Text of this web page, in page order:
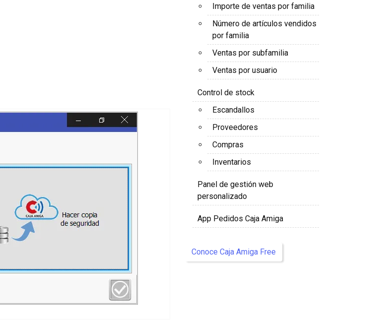
Importe de ventas por familia
Número de artículos vendidos
por familia
Ventas por subfamilia
Ventas por usuario
Control de stock
Escandallos
Proveedores
Compras
Inventarios
Panel de gestión web
personalizado
App Pedidos Caja Amiga
Conoce Caja Amiga Free